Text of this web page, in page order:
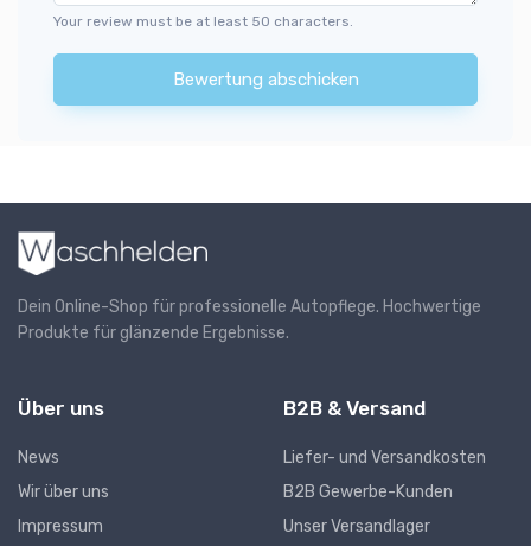
Your review must be at least 50 characters.
Bewertung abschicken
Dein Online-Shop für professionelle Autopflege. Hochwertige
Produkte für glänzende Ergebnisse.
Über uns
News
Wir über uns
Impressum
B2B & Versand
Liefer- und Versandkosten
B2B Gewerbe-Kunden
Unser Versandlager